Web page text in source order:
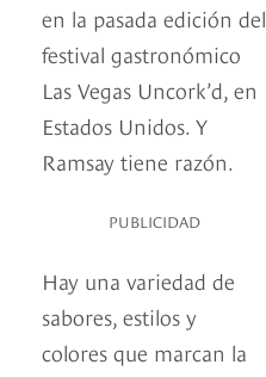
en la pasada edición del
festival gastronómico
Las Vegas Uncork’d, en
Estados Unidos. Y
Ramsay tiene razón.
PUBLICIDAD
Hay una variedad de
sabores, estilos y
colores que marcan la